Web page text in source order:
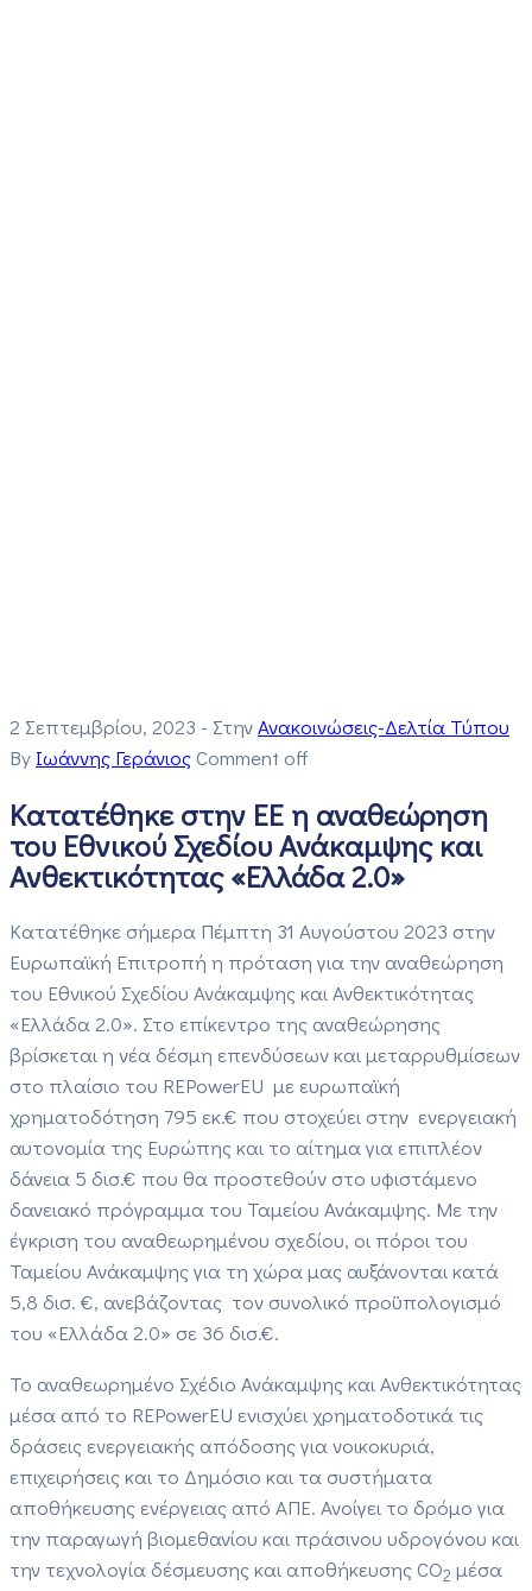
2 Σεπτεμβρίου, 2023 - ΣτηνΑνακοινώσεις-Δελτία Τύπου
By Ιωάννης ΓεράνιοςComment off
Κατατέθηκε στην ΕΕ η αναθεώρηση
του Εθνικού Σχεδίου Ανάκαμψης και
Ανθεκτικότητας «Ελλάδα 2.0»
Κατατέθηκε σήμερα Πέμπτη 31 Αυγούστου 2023 στην
Ευρωπαϊκή Επιτροπή η πρόταση για την αναθεώρηση
του Εθνικού Σχεδίου Ανάκαμψης και Ανθεκτικότητας
«Ελλάδα 2.0». Στο επίκεντρο της αναθεώρησης
βρίσκεται η νέα δέσμη επενδύσεων και μεταρρυθμίσεων
στο πλαίσιο του REPowerEU με ευρωπαϊκή
χρηματοδότηση 795 εκ.€ που στοχεύει στην ενεργειακή
αυτονομία της Ευρώπης και το αίτημα για επιπλέον
δάνεια 5 δισ.€ που θα προστεθούν στο υφιστάμενο
δανειακό πρόγραμμα του Ταμείου Ανάκαμψης. Με την
έγκριση του αναθεωρημένου σχεδίου, οι πόροι του
Ταμείου Ανάκαμψης για τη χώρα μας αυξάνονται κατά
5,8 δισ. €, ανεβάζοντας τον συνολικό προϋπολογισμό
του «Ελλάδα 2.0» σε 36 δισ.€.
Το αναθεωρημένο Σχέδιο Ανάκαμψης και Ανθεκτικότητας
μέσα από το REPowerEU ενισχύει χρηματοδοτικά τις
δράσεις ενεργειακής απόδοσης για νοικοκυριά,
επιχειρήσεις και το Δημόσιο και τα συστήματα
αποθήκευσης ενέργειας από ΑΠΕ. Ανοίγει το δρόμο για
την παραγωγή βιομεθανίου και πράσινου υδρογόνου και
την τεχνολογία δέσμευσης και αποθήκευσης CO2 μέσα